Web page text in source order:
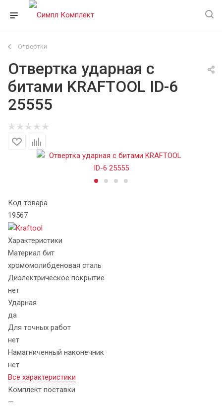
Отвертки
Отвертка ударная с
битами KRAFTOOL ID-6
25555
Код товара
19567
Характеристики
Материал бит
хромомолибденовая сталь
Диэлектрическое покрытие
нет
Ударная
да
Для точных работ
нет
Намагниченный наконечник
нет
Все характеристики
Комплект поставки
—